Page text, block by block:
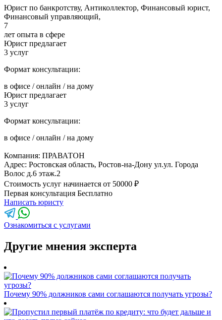
Юрист по банкротству, Антиколлектор, Финансовый юрист,
Финансовый управляющий,
7
лет опыта в сфере
Юрист предлагает
3 услуг
Формат консультации:
в офисе / онлайн / на дому
Юрист предлагает
3 услуг
Формат консультации:
в офисе / онлайн / на дому
Компания: ПРАВАТОН
Адрес: Ростовская область, Ростов-на-Дону ул.ул. Города
Волос д.6 этаж.2
Стоимость услуг начинается от 50000 ₽
Первая консультация Бесплатно
Написать юристу
Ознакомиться с услугами
Другие мнения эксперта
Почему 90% должников сами соглашаются получать угрозы?